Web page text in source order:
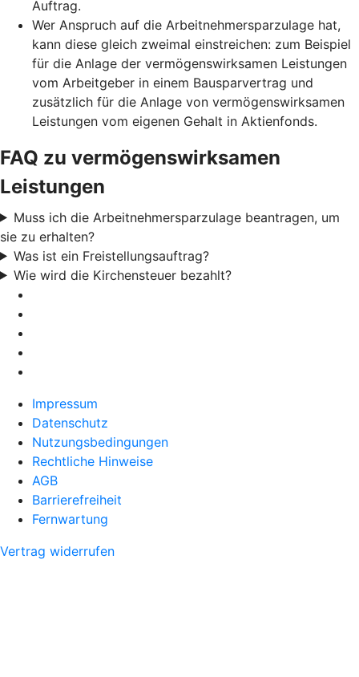
Auftrag.
Wer Anspruch auf die Arbeitnehmersparzulage hat,
kann diese gleich zweimal einstreichen: zum Beispiel
für die Anlage der vermögenswirksamen Leistungen
vom Arbeitgeber in einem Bausparvertrag und
zusätzlich für die Anlage von vermögenswirksamen
Leistungen vom eigenen Gehalt in Aktienfonds.
FAQ zu vermögenswirksamen
Leistungen
Muss ich die Arbeitnehmersparzulage beantragen, um
sie zu erhalten?
Was ist ein Freistellungsauftrag?
Wie wird die Kirchensteuer bezahlt?
Impressum
Datenschutz
Nutzungsbedingungen
Rechtliche Hinweise
AGB
Barrierefreiheit
Fernwartung
Vertrag widerrufen